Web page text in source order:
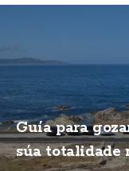
Guía para
súa totalidade